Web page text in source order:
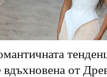
вдъхновена от